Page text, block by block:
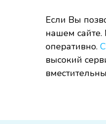
Если Вы
нашем сайте.
оперативно.
высокий